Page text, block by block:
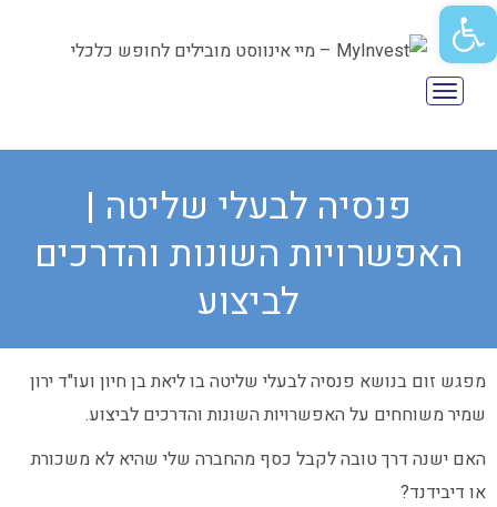
תפריט
פנסיה לבעלי שליטה |
האפשרויות השונות והדרכים
לביצוע
מפגש זום בנושא פנסיה לבעלי שליטה בו ליאת בן חיון ועו"ד ירון
שמיר משוחחים על האפשרויות השונות והדרכים לביצוע.
האם ישנה דרך טובה לקבל כסף מהחברה שלי שהיא לא משכורת
או דיבידנד?
פתח סרגל נגישות